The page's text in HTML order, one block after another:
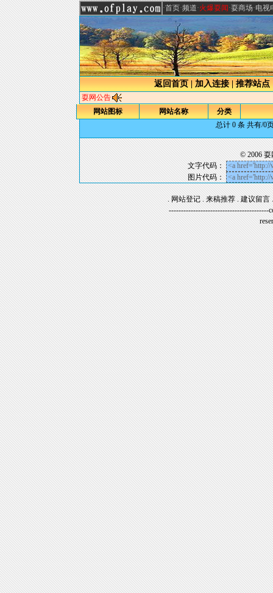
·首页·频道·火爆耍闻 ·耍商场·电视
返回首页|加入连接|推荐站点
耍网公告
网站图标
网站名称
分类
总计 0 条 共有/0
© 2006 耍
文字代码：
图片代码：
. 网站登记 . 来稿推荐 . 建议留言 .
-----------------------------------------